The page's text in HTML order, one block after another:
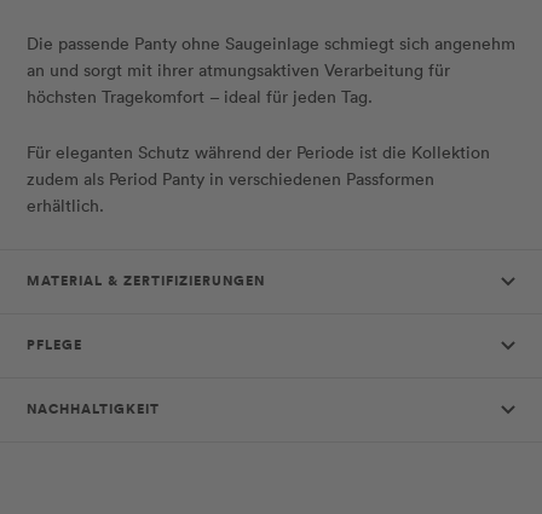
Die passende Panty ohne Saugeinlage schmiegt sich angenehm
an und sorgt mit ihrer atmungsaktiven Verarbeitung für
höchsten Tragekomfort – ideal für jeden Tag.
Für eleganten Schutz während der Periode ist die Kollektion
zudem als Period Panty in verschiedenen Passformen
erhältlich.
MATERIAL & ZERTIFIZIERUNGEN
PFLEGE
NACHHALTIGKEIT